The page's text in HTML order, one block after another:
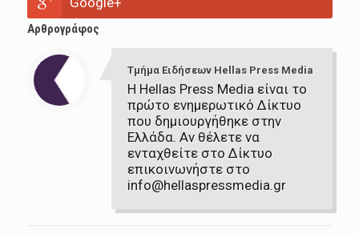
Αρθρογράφος
Τμήμα Ειδήσεων Hellas Press Media
Η Hellas Press Media είναι το
πρώτο ενημερωτικό Δίκτυο
που δημιουργήθηκε στην
Ελλάδα. Αν θέλετε να
ενταχθείτε στο Δίκτυο
επικοινωνήστε στο
info@hellaspressmedia.gr